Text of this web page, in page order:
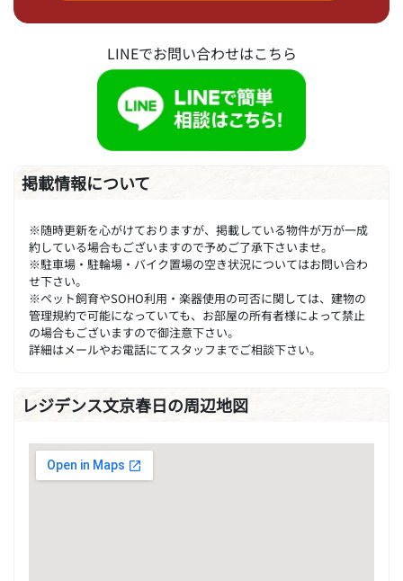
LINEでお問い合わせはこちら
掲載情報について
※随時更新を心がけておりますが、掲載している物件が万が一成
約している場合もございますので予めご了承下さいませ。
※駐車場・駐輪場・バイク置場の空き状況についてはお問い合わ
せ下さい。
※ペット飼育やSOHO利用・楽器使用の可否に関しては、建物の
管理規約で可能になっていても、お部屋の所有者様によって禁止
の場合もございますので御注意下さい。
詳細はメールやお電話にてスタッフまでご相談下さい。
レジデンス文京春日の周辺地図